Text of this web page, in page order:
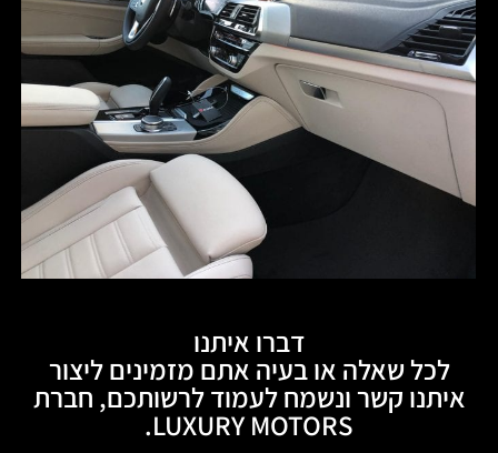
דברו איתנו
לכל שאלה או בעיה אתם מזמינים ליצור
איתנו קשר ונשמח לעמוד לרשותכם, חברת
LUXURY MOTORS.